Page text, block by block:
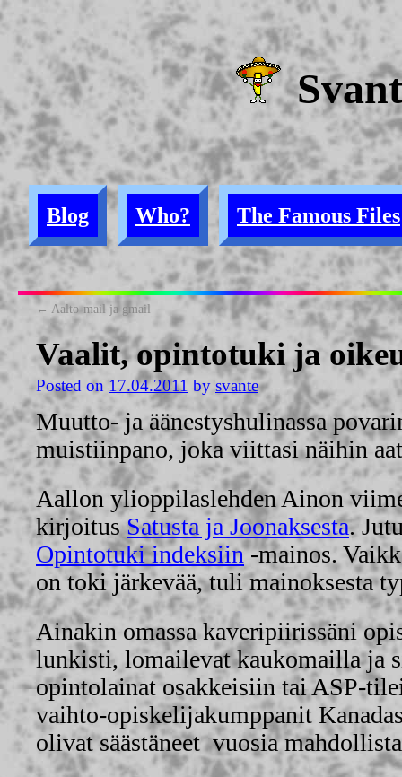
Blog Who? The Famous Files
← Aalto-mail ja gmail
Vaalit, opintotuki ja
Posted on 17.04.2011 by svante
Muutto- ja äänestyshulinassa
muistiinpano, joka viittasi näihin
Aallon ylioppilaslehden Ainon
kirjoitusSatusta ja Joonaksesta.
Opintotuki indeksiin-mainos.
on toki järkevää, tuli mainoksesta
Ainakin omassa kaveripiirissäni
lunkisti, lomailevat kaukomailla ja
opintolainat osakkeisiin tai ASP-
vaihto-opiskelijakumppanit
olivat säästäneet vuosia